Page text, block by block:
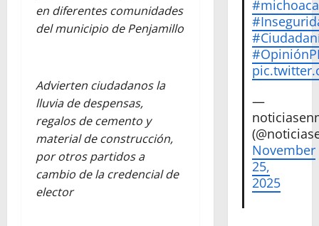
en diferentes comunidades
del municipio de Penjamillo
Advierten ciudadanos la
lluvia de despensas,
regalos de cemento y
material de construcción,
por otros partidos a
cambio de la credencial de
elector
—
November
25,
2025